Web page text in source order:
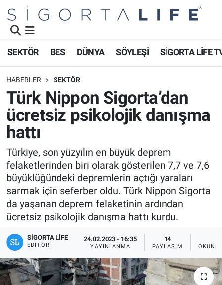
SEKTÖR BES DÜNYA SÖYLEŞİ SİGORTA LİFE
HABERLER SEKTÖR
Türk Nippon Sigorta’dan
ücretsiz psikolojik danışma
hattı
Türkiye, son yüzyılın en büyük deprem
felaketlerinden biri olarak gösterilen 7,7 ve 7,6
büyüklüğündeki depremlerin açtığı yaraları
sarmak için seferber oldu. Türk Nippon Sigorta
da yaşanan deprem felaketinin ardından
ücretsiz psikolojik danışma hattı kurdu.
SIGORTA LIFE
EDITÖR
24.02.2023 - 16:35
YAYINLANMA
14
PAYLAŞIM
Namaz Vakitleri
Trafik Durumu
Süper Lig Puan Durumu ve Fikstür
Tüm Manşetler
Son Dakika Haberleri
Haber Arşivi